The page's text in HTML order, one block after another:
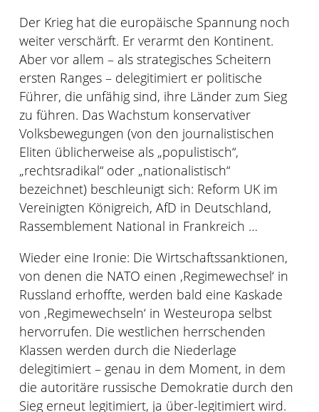
Der Krieg hat die europäische Spannung noch
weiter verschärft. Er verarmt den Kontinent.
Aber vor allem – als strategisches Scheitern
ersten Ranges – delegitimiert er politische
Führer, die unfähig sind, ihre Länder zum Sieg
zu führen. Das Wachstum konservativer
Volksbewegungen (von den journalistischen
Eliten üblicherweise als „populistisch“,
„rechtsradikal“ oder „nationalistisch“
bezeichnet) beschleunigt sich: Reform UK im
Vereinigten Königreich, AfD in Deutschland,
Rassemblement National in Frankreich …
Wieder eine Ironie: Die Wirtschaftssanktionen,
von denen die NATO einen ‚Regimewechsel‘ in
Russland erhoffte, werden bald eine Kaskade
von ‚Regimewechseln‘ in Westeuropa selbst
hervorrufen. Die westlichen herrschenden
Klassen werden durch die Niederlage
delegitimiert – genau in dem Moment, in dem
die autoritäre russische Demokratie durch den
Sieg erneut legitimiert, ja über-legitimiert wird.